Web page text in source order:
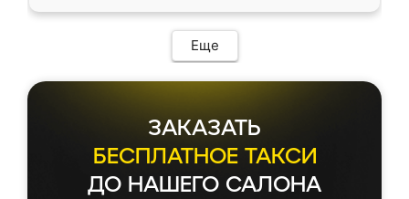
Еще
ЗАКАЗАТЬ
БЕСПЛАТНОЕ ТАКСИ
ДО НАШЕГО САЛОНА